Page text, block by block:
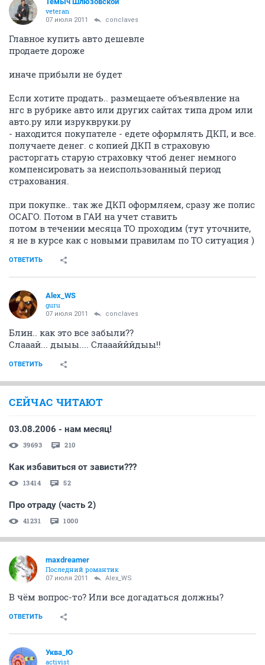
veteran
07 июля 2011 conclaves
Главное купить авто дешевле
продаете дороже
иначе прибыли не будет
Если хотите продать.. размещаете объеявление на
нгс в рубрике авто или других сайтах типа дром или
авто.ру или изруквруки.ру
- находится покупателе - едете оформлять ДКП, и все.
получаете денег. с копией ДКП в страховую
расторгать старую страховку чтоб денег немного
компенсировать за неиспользованный период
страхования.
при покупке.. так же ДКП оформляем, сразу же полис
ОСАГО. Потом в ГАИ на учет ставить
потом в течении месяца ТО проходим (тут уточните,
я не в курсе как с новыми правилам по ТО ситуация )
ОТВЕТИТЬ
Alex_WS
guru
07 июля 2011 conclaves
Блин.. как это все забыли??
Слааай... дыыы.... Слааайййдыы!!
ОТВЕТИТЬ
СЕЙЧАС ЧИТАЮТ
03.08.2006 - нам месяц!
39693 210
Как избавиться от зависти???
13414 52
Про отраду (часть 2)
41231 1000
maxdreamer
Последний романтик
07 июля 2011 Alex_WS
В чём вопрос-то? Или все догадаться должны?
ОТВЕТИТЬ
Уква_Ю
activist